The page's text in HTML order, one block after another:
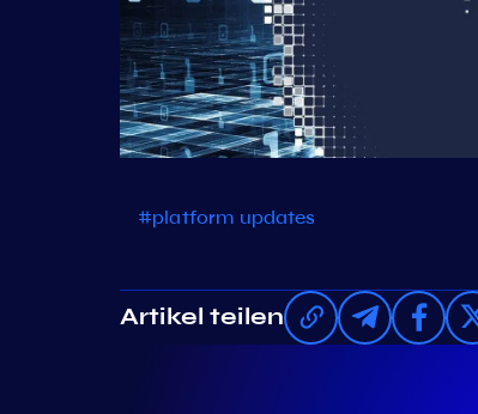
#platform updates
Artikel teilen